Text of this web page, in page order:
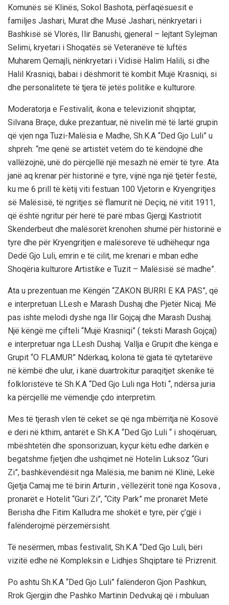
Komunës së Klinës, Sokol Bashota, përfaqësuesit e
familjes Jashari, Murat dhe Musë Jashari, nënkryetari i
Bashkisë së Vlorës, Ilir Banushi, gjeneral – lejtant Sylejman
Selimi, kryetari i Shoqatës së Veteranëve të luftës
Muharem Qemajli, nënkryetari i Vidisë Halim Halili, si dhe
Halil Krasniqi, babai i dëshmorit të kombit Mujë Krasniqi, si
dhe personalitete të tjera të jetës politike e kulturore.
Moderatorja e Festivalit, ikona e televizionit shqiptar,
Silvana Braçe, duke prezantuar, në nivelin më të lartë grupin
që vjen nga Tuzi-Malësia e Madhe, Sh.K.A “Ded Gjo Luli” u
shpreh: “me qenë se artistët vetëm do të këndojnë dhe
vallëzojnë, unë do përcjellë një mesazh në emër të tyre. Ata
janë aq krenar për historinë e tyre, vijnë nga një tjetër festë,
ku me 6 prill të këtij viti festuan 100 Vjetorin e Kryengritjes
së Malësisë, të ngritjes së flamurit në Deçiq, në vitit 1911,
që është ngritur për herë të parë mbas Gjergj Kastriotit
Skenderbeut dhe malësorët krenohen shumë për historinë e
tyre dhe për Kryengritjen e malësoreve të udhëhequr nga
Dedë Gjo Luli, emrin e të cilit, me krenari e mban edhe
Shoqëria kulturore Artistike e Tuzit – Malësisë së madhe”.
Ata u prezentuan me Këngën “ZAKON BURRI E KA PAS”, që
e interpretuan LLesh e Marash Dushaj dhe Pjetër Nicaj. Më
pas ishte melodi dyshe nga Ilir Gojçaj dhe Marash Dushaj.
Një këngë me çifteli “Mujë Krasniqi” ( teksti Marash Gojçaj)
e interpretuar nga LLesh Dushaj. Vallja e Grupit dhe kënga e
Grupit “O FLAMUR” Ndërkaq, kolona të gjata të qytetarëve
në këmbë dhe ulur, i kanë duartrokitur paraqitjet skenike të
folkloristëve të Sh.K.A “Ded Gjo Luli nga Hoti “, ndërsa juria
ka përcjellë me vëmendje çdo interpretim.
Mes të tjerash vlen të ceket se që nga mbërritja në Kosovë
e deri në kthim, antarët e Sh.K.A “Ded Gjo Luli “ i shoqëruan,
mbështetën dhe sponsorizuan, kyçur këtu edhe darkën e
begatshme fjetjen dhe ushqimet në Hotelin Luksoz “Guri
Zi”, bashkëvendësit nga Malësia, me banim në Klinë, Lekë
Gjetja Camaj me të birin Arturin , vëllezërit tonë nga Kosova ,
pronarët e Hotelit “Guri Zi”, “City Park” me pronarët Metë
Berisha dhe Fitim Kalludra me shokët e tyre, për ç’gjë i
falënderojmë përzemërsisht.
Të nesërmen, mbas festivalit, Sh.K.A “Ded Gjo Luli, bëri
vizitë edhe në Kompleksin e Lidhjes Shqiptare të Prizrenit.
Po ashtu Sh.K.A “Ded Gjo Luli” falënderon Gjon Pashkun,
Rrok Gjergjin dhe Pashko Martinin Dedvukaj që i mbuluan